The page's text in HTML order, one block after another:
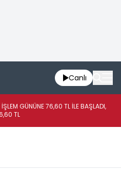
Canlı
GÜNÜNE 76,60 TL İLE BAŞLADI,
TL